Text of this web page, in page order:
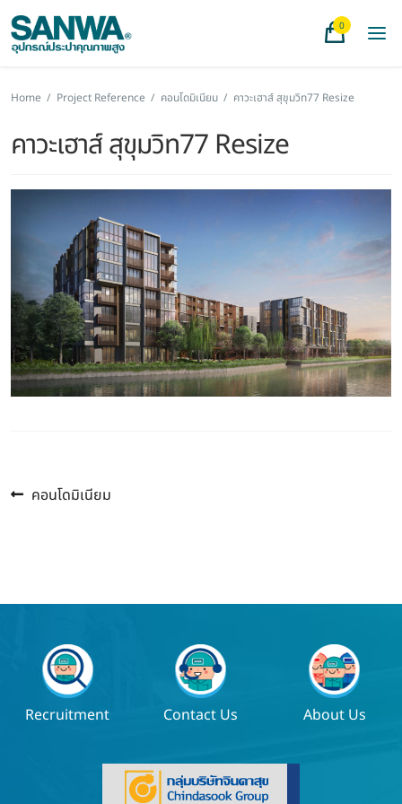
0
Home / Project Reference / คอนโดมิเนียม / คาวะเฮาส์ สุขุมวิท77 Resize
คาวะเฮาส์ สุขุมวิท77 Resize
แนะแนว
Previous
คอนโดมิเนียม
Recruitment Contact Us About Us